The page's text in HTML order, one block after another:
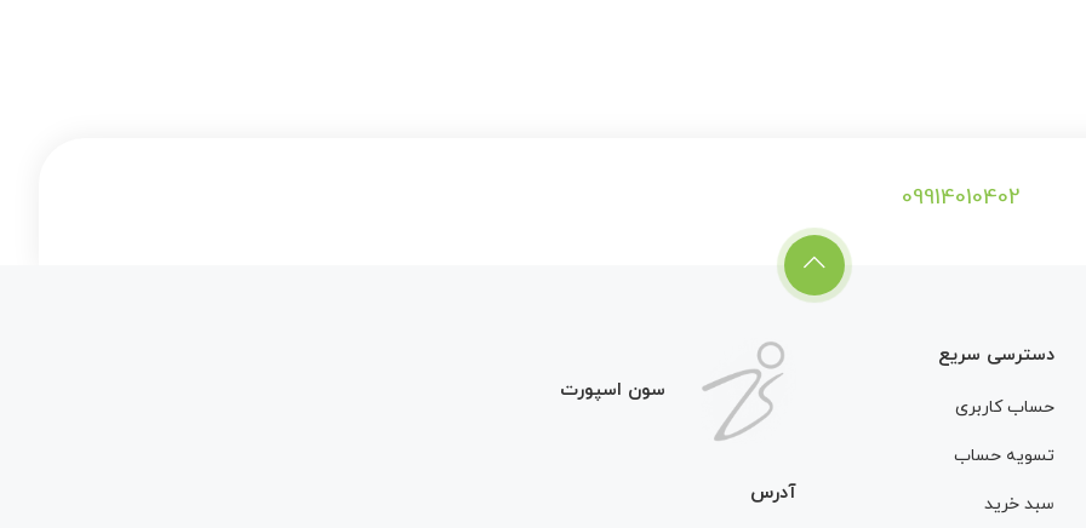
09914010402
دسترسی سریع
حساب کاربری
تسویه حساب
سبد خرید
سون اسپورت
آدرس